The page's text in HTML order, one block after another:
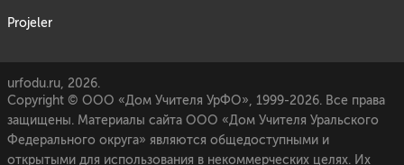
Projeler
urfodu.ru, 2026.
Copyright © ООО «Дом Учителя УрФО», 1999-2026. Все права
защищены. Материалы сайта ООО «Дом Учителя Уральского
Федерального округа» являются общедоступными и
открытыми для использования в некоммерческих целях. Их